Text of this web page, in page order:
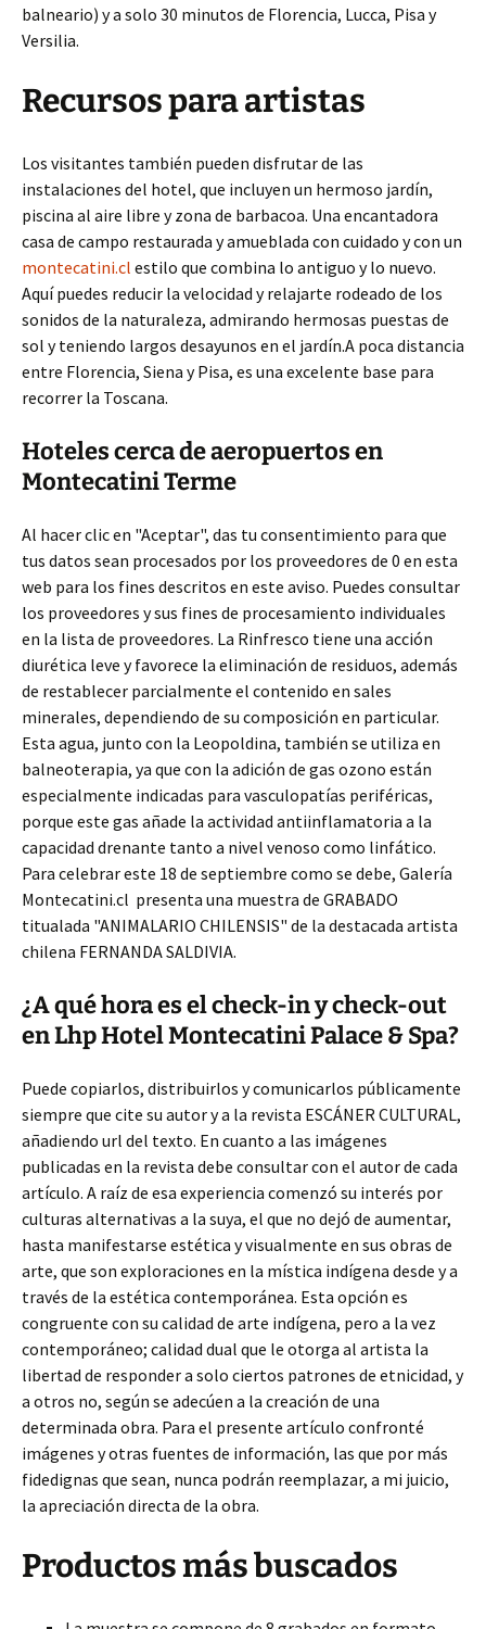
balneario) y a solo 30 minutos de Florencia, Lucca, Pisa y
Versilia.
Recursos para artistas
Los visitantes también pueden disfrutar de las
instalaciones del hotel, que incluyen un hermoso jardín,
piscina al aire libre y zona de barbacoa. Una encantadora
casa de campo restaurada y amueblada con cuidado y con un
montecatini.cl estilo que combina lo antiguo y lo nuevo.
Aquí puedes reducir la velocidad y relajarte rodeado de los
sonidos de la naturaleza, admirando hermosas puestas de
sol y teniendo largos desayunos en el jardín.A poca distancia
entre Florencia, Siena y Pisa, es una excelente base para
recorrer la Toscana.
Hoteles cerca de aeropuertos en
Montecatini Terme
Al hacer clic en "Aceptar", das tu consentimiento para que
tus datos sean procesados por los proveedores de 0 en esta
web para los fines descritos en este aviso. Puedes consultar
los proveedores y sus fines de procesamiento individuales
en la lista de proveedores. La Rinfresco tiene una acción
diurética leve y favorece la eliminación de residuos, además
de restablecer parcialmente el contenido en sales
minerales, dependiendo de su composición en particular.
Esta agua, junto con la Leopoldina, también se utiliza en
balneoterapia, ya que con la adición de gas ozono están
especialmente indicadas para vasculopatías periféricas,
porque este gas añade la actividad antiinflamatoria a la
capacidad drenante tanto a nivel venoso como linfático.
Para celebrar este 18 de septiembre como se debe, Galería
Montecatini.cl presenta una muestra de GRABADO
titualada "ANIMALARIO CHILENSIS" de la destacada artista
chilena FERNANDA SALDIVIA.
¿A qué hora es el check-in y check-out
en Lhp Hotel Montecatini Palace & Spa?
Puede copiarlos, distribuirlos y comunicarlos públicamente
siempre que cite su autor y a la revista ESCÁNER CULTURAL,
añadiendo url del texto. En cuanto a las imágenes
publicadas en la revista debe consultar con el autor de cada
artículo. A raíz de esa experiencia comenzó su interés por
culturas alternativas a la suya, el que no dejó de aumentar,
hasta manifestarse estética y visualmente en sus obras de
arte, que son exploraciones en la mística indígena desde y a
través de la estética contemporánea. Esta opción es
congruente con su calidad de arte indígena, pero a la vez
contemporáneo; calidad dual que le otorga al artista la
libertad de responder a solo ciertos patrones de etnicidad, y
a otros no, según se adecúen a la creación de una
determinada obra. Para el presente artículo confronté
imágenes y otras fuentes de información, las que por más
fidedignas que sean, nunca podrán reemplazar, a mi juicio,
la apreciación directa de la obra.
Productos más buscados